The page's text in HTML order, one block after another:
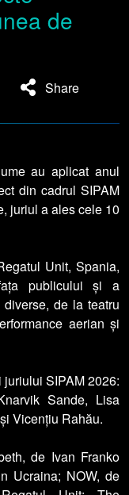
de
Share
au aplicat anul
din cadrul SIPAM
juriul a ales cele 10
Unit, Spania,
publicului și a
de la teatru
aerian și
SIPAM 2026:
Sande, Lisa
Vicențiu Rahău.
de Ivan Franko
Ucraina; NOW, de